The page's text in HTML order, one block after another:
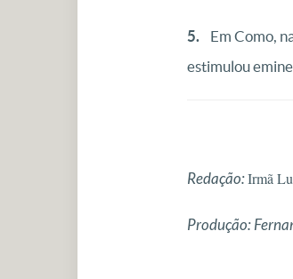
5. Em Como,
estimulou
Redação:Irmã
Produção: